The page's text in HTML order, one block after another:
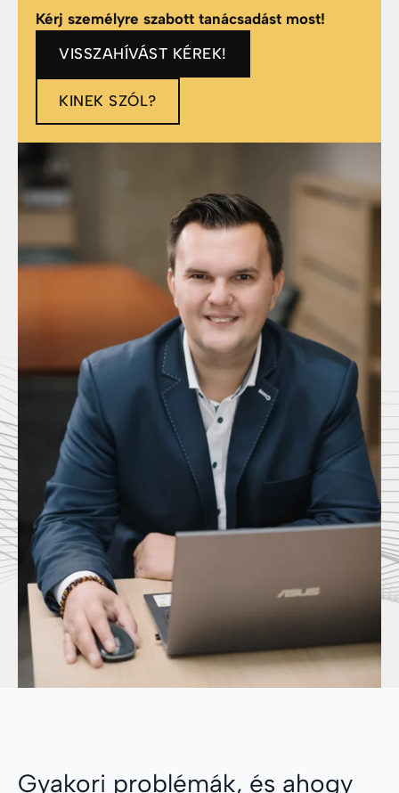
Kérj személyre szabott tanácsadást most!
VISSZAHÍVÁST KÉREK!
KINEK SZÓL?
Gyakori problémák, és ahogy